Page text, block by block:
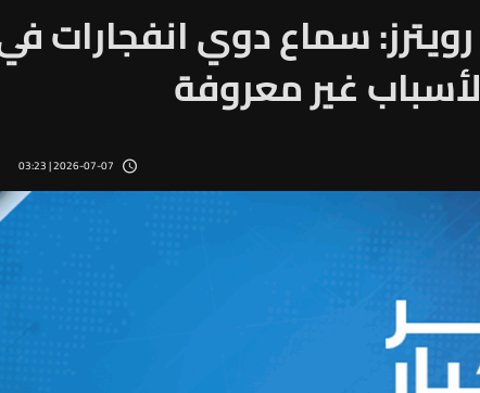
سماع دوي انفجارات
غير معروفة
2026-07-07 | 03:23